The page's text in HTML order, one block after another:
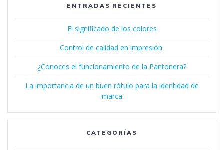
ENTRADAS RECIENTES
El significado de los colores
Control de calidad en impresión:
¿Conoces el funcionamiento de la Pantonera?
La importancia de un buen rótulo para la identidad de
marca
CATEGORÍAS